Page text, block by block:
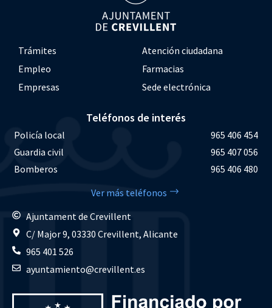
Trámites
Atención ciudadana
Empleo
Farmacias
Empresas
Sede electrónica
Teléfonos de interés
Policía local
965 406 454
Guardia civil
965 407 056
Bomberos
965 406 480
Ver más teléfonos
Ajuntament de Crevillent
C/ Major 9, 03330 Crevillent, Alicante
965 401 526
ayuntamiento@crevillent.es